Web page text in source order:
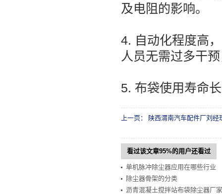
及电阻的影响。
4. 自动化程度高
人员无需过多干
5. 布袋使用寿命
上一页： 陕西渭南汽车配件厂刘经
看过该文章95%的用户还看过
单机脉冲除尘器应用在哪些行业
除尘器骨架的分类
沥青混凝土搅拌站布袋除尘器厂